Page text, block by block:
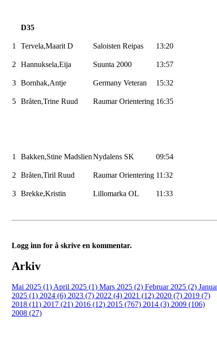
D35
1 Tervela,Maarit D Saloisten Reipas 13:20
2 Hannuksela,Eija Suunta 2000 13:57
3 Bornhak,Antje Germany Veteran 15:32
5 Bråten,Trine Ruud RaumarOrientering 16:35
1 Bakken,Stine MadslienNydalens SK 09:54
2 Bråten,Tiril Ruud RaumarOrientering 11:32
3 Brekke,Kristin Lillomarka OL 11:33
Logg inn for å skrive en kommentar.
Arkiv
Mai 2025 (1) April 2025 (1) Mars 2025 (2) Februar 2025 (2)
2025 (1) 2024 (6) 2023 (7) 2022 (4) 2021 (12) 2020 (7) 2019 (7)
2018 (11) 2017 (21) 2016 (12) 2015 (767) 2014 (3) 2009 (106)
2008 (27)